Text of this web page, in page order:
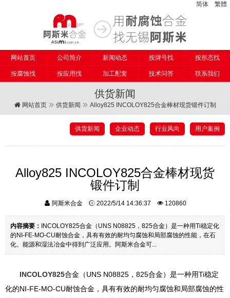
简体 繁體
网站首页 公司简介 新闻动态 按牌号找 按形态找
按腐蚀找 按应用找 加工配套 技术问答 联系我们
供货新闻
网站首页 供货新闻 Alloy825 INCOLOY825合金棒材现货锻件订制
供货新闻 企业动态 行业风向 用户案例
Alloy825 INCOLOY825合金棒材现货
锻件订制
阿斯米合金 2022/5/14 14:36:37 120860
内容摘要：
INCOLOY825合金（UNS N08825，825合金）是一种用Ti稳定化
的NI-FE-MO-CU耐蚀合金，具有有效的耐均匀腐蚀和局部腐蚀的性能，在石
化、能源和湿法冶金中得到广泛应用。阿斯米合金可...
INCOLOY825合金（UNS N08825，825合金）是一种用Ti稳定
化的NI-FE-MO-CU耐蚀合金，具有有效的耐均匀腐蚀和局部腐蚀的性